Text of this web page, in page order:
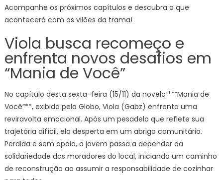
Acompanhe os próximos capítulos e descubra o que
acontecerá com os vilões da trama!
Viola busca recomeço e
enfrenta novos desafios em
“Mania de Você”
No capítulo desta sexta-feira (15/11) da novela **”Mania de
Você”**, exibida pela Globo, Viola (Gabz) enfrenta uma
reviravolta emocional. Após um pesadelo que reflete sua
trajetória difícil, ela desperta em um abrigo comunitário.
Perdida e sem apoio, a jovem passa a depender da
solidariedade dos moradores do local, iniciando um caminho
de reconstrução ao assumir a responsabilidade de cozinhar